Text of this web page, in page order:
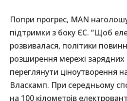
Попри прогрес, MAN
підтримки з боку ЄС. “Щоб
розвивалася, політики
розширення мережі зарядних
переглянути ціноутворення
Власкамп. При середньому
на 100 кілометрів